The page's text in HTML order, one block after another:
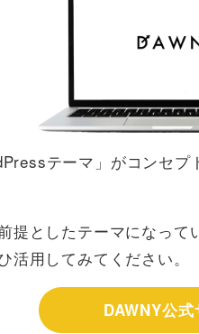
テーマ」がコンセ
提としたテーマになっ
活用してみてください。
DAWNY公式